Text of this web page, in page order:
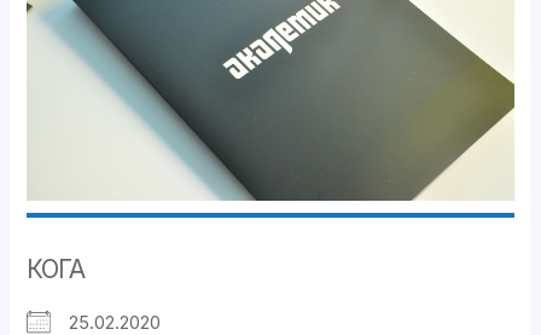
КОГА
25.02.2020